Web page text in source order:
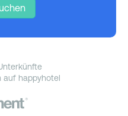
happyhotel